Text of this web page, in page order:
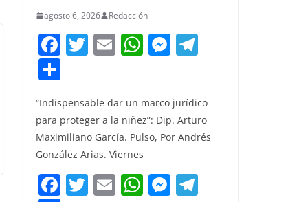
agosto 6, 2026 Redacción
F
e
b
o
o
T
er
E
l
W
s
A
p
M
e
n
er
gr
a
m
p
ar
tir
“Indispensable dar un marco jurídico
para proteger a la niñez”: Dip. Arturo
Maximiliano García. Pulso, Por Andrés
González Arias. Viernes
F T E W M